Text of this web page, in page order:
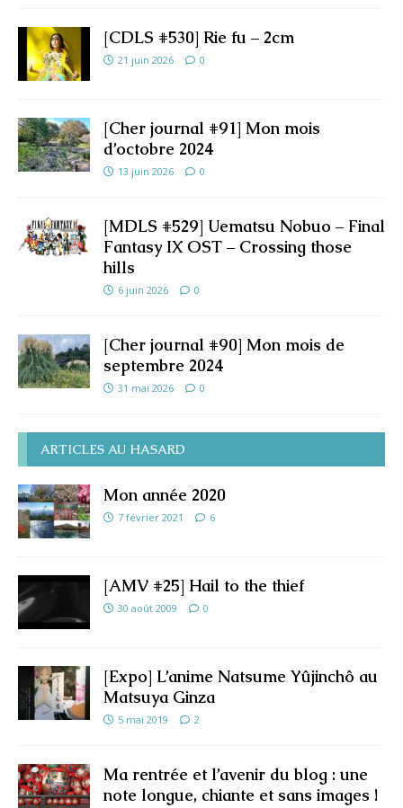
[CDLS #530] Rie fu – 2cm
21 juin 2026 0
[Cher journal #91] Mon mois
d’octobre 2024
13 juin 2026 0
[MDLS #529] Uematsu Nobuo – Final
Fantasy IX OST – Crossing those
hills
6 juin 2026 0
[Cher journal #90] Mon mois de
septembre 2024
31 mai 2026 0
ARTICLES AU HASARD
Mon année 2020
7 février 2021 6
[AMV #25] Hail to the thief
30 août 2009 0
[Expo] L’anime Natsume Yûjinchô au
Matsuya Ginza
5 mai 2019 2
Ma rentrée et l’avenir du blog : une
note longue, chiante et sans images !